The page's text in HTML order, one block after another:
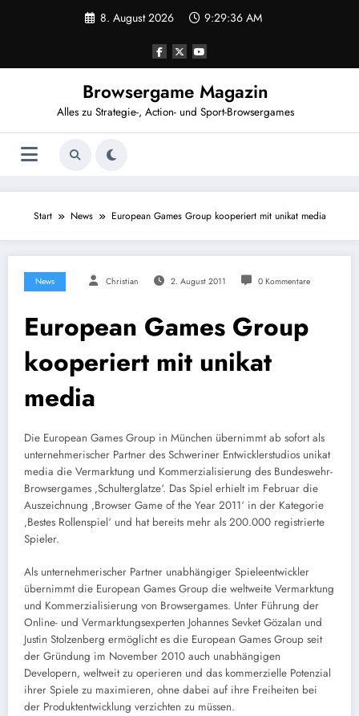
8. August 2026 9:29:36 AM
Browsergame Magazin
Alles zu Strategie-, Action- und Sport-Browsergames
Start News European Games Group kooperiert mit unikat media
News Christian 2. August 2011 0 Kommentare
European Games Group
kooperiert mit unikat
media
Die European Games Group in München übernimmt ab sofort als
unternehmerischer Partner des Schweriner Entwicklerstudios unikat
media die Vermarktung und Kommerzialisierung des Bundeswehr-
Browsergames ‚Schulterglatze‘. Das Spiel erhielt im Februar die
Auszeichnung ‚Browser Game of the Year 2011‘ in der Kategorie
‚Bestes Rollenspiel‘ und hat bereits mehr als 200.000 registrierte
Spieler.
Als unternehmerischer Partner unabhängiger Spieleentwickler
übernimmt die European Games Group die weltweite Vermarktung
und Kommerzialisierung von Browsergames. Unter Führung der
Online- und Vermarktungsexperten Johannes Sevket Gözalan und
Justin Stolzenberg ermöglicht es die European Games Group seit
der Gründung im November 2010 auch unabhängigen
Developern, weltweit zu operieren und das kommerzielle Potenzial
ihrer Spiele zu maximieren, ohne dabei auf ihre Freiheiten bei
der Produktentwicklung verzichten zu müssen.